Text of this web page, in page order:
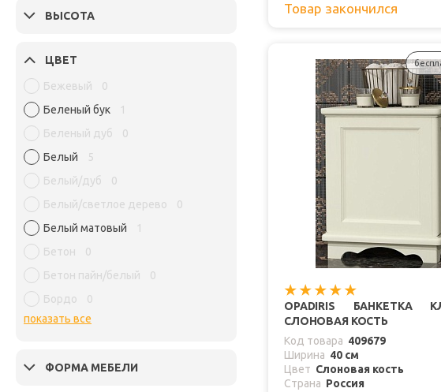
ВЫСОТА
ЦВЕТ
Бежевый
0
Беленый бук
1
Беленый дуб
0
Белый
5
Белый/дуб
0
Белый/светлое дерево
0
Белый матовый
1
Бетон
0
Бетон пайн/белый
0
Бордо
0
показать все
ФОРМА МЕБЕЛИ
Товар закончился
OPADIRIS БАНКЕТКА
СЛОНОВАЯ КОСТЬ
Код товара 409679
Ширина 40 см
Цвет Слоновая кость
Страна Россия